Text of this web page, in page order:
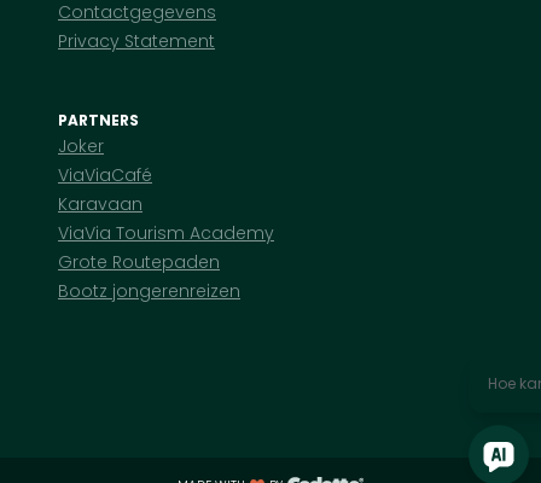
Contactgegevens
Privacy Statement
PARTNERS
Joker
ViaViaCafé
Karavaan
ViaVia Tourism Academy
Grote Routepaden
Bootz jongerenreizen
Hoe